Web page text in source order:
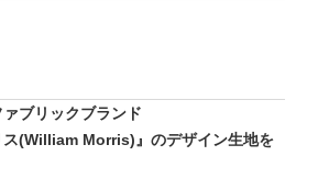
ブリックブランド
ス(William Morris)』のデザイン生地を